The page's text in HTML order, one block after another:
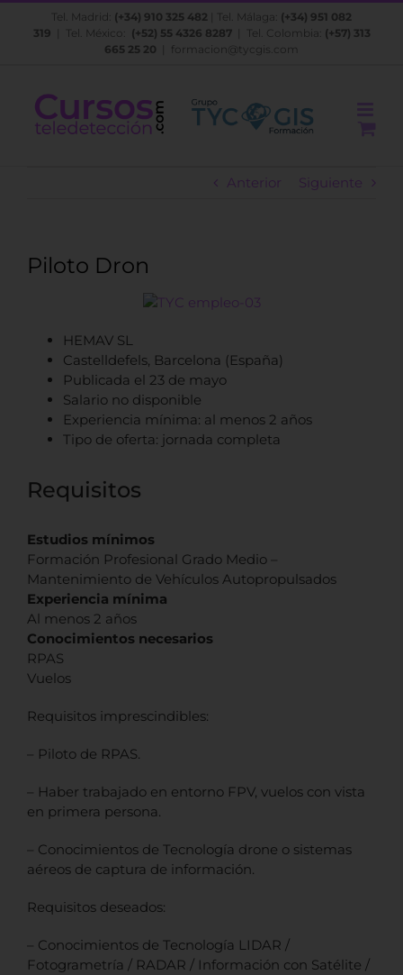
Saltar
Tel. Madrid: (+34) 910 325 482 | Tel. Málaga: (+34) 951 082
319 | Tel. México: (+52) 55 4326 8287| Tel. Colombia: (+57) 313
665 25 20
formacion@tycgis.com
Anterior Siguiente
Piloto Dron
HEMAV SL
Castelldefels, Barcelona (España)
Publicada el 23 de mayo
Salario no disponible
Experiencia mínima: al menos 2 años
Tipo de oferta: jornada completa
Requisitos
Estudios mínimos
Formación Profesional Grado Medio –
Mantenimiento de Vehículos Autopropulsados
Experiencia mínima
Al menos 2 años
Conocimientos necesarios
RPAS
Vuelos
Requisitos imprescindibles:
– Piloto de RPAS.
– Haber trabajado en entorno FPV, vuelos con vista
en primera persona.
– Conocimientos de Tecnología drone o sistemas
aéreos de captura de información.
Requisitos deseados:
– Conocimientos de Tecnología LIDAR /
Fotogrametría / RADAR / Información con Satélite /